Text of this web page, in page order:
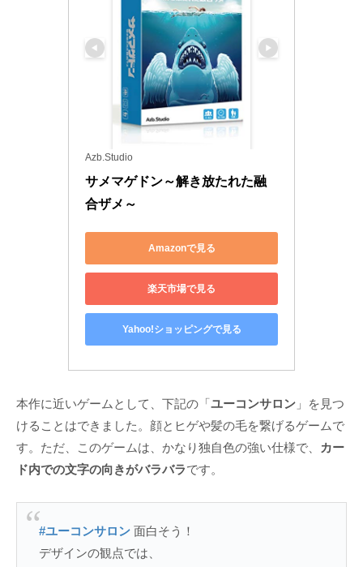
Azb.Studio
サメマゲドン～解き放たれた融
合ザメ～
Amazonで見る
楽天市場で見る
Yahoo!ショッピングで見る
本作に近いゲームとして、下記の「ユーコンサロン 」を見つ
けることはできました。顔とヒゲや髪の毛を繋げるゲームで
す。ただ、このゲームは、かなり独自色の強い仕様で、
カー
ド内での文字の向きがバラバラです。
#ユーコンサロン 面白そう！
デザインの観点では、